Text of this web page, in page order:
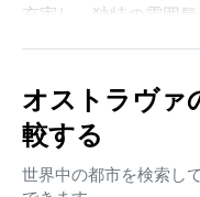
充実し、独特の雰囲気
気候は温暖湿潤大陸
る。冬は氷点下が続
は600～800ミリで、
ツが欠かせない。春
オストラヴァ
較する
世界中の都市を検索し